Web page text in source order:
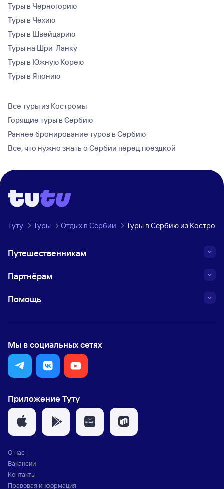
Туры в Черногорию
Туры в Чехию
Туры в Швейцарию
Туры на Шри-Ланку
Туры в Южную Корею
Туры в Японию
Все туры из Костромы
Горящие туры в Сербию
Раннее бронирование туров в Сербию
Все, что нужно знать о Сербии перед поездкой
Туту Туры Отдых в Сербии Туры в Сербию из
Путешественникам
Партнёрам
Помощь
Мы в социальных сетях
Приложение Туту
О нас
Вакансии
Контакты
Правовая информация